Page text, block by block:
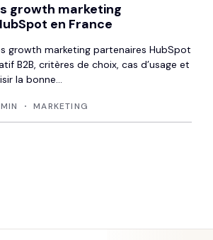
growth marketing
en France
growth marketing partenaires HubSpot
B2B, critères de choix, cas d’usage et
la bonne...
MARKETING